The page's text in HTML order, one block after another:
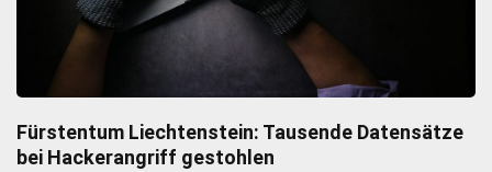
Fürstentum Liechtenstein: Tausende Datensätze
bei Hackerangriff gestohlen